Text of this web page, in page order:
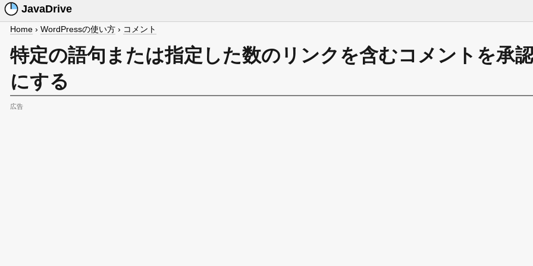
JavaDrive
Home › WordPressの使い方 › コメント
特定の語句または指定した数のリンクを含むコメントを承
にする
広告